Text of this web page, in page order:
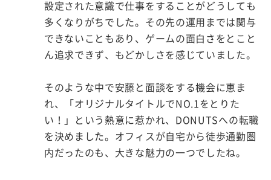
設定された意識で仕事をすることがどうしても
多くなりがちでした。その先の運用までは関与
できないこともあり、ゲームの面白さをとこと
ん追求できず、もどかしさを感じていました。
そのような中で安藤と面談をする機会に恵ま
れ、「オリジナルタイトルでNO.1をとりた
い！」という熱意に惹かれ、DONUTSへの転職
を決めました。オフィスが自宅から徒歩通勤圏
内だったのも、大きな魅力の一つでしたね。